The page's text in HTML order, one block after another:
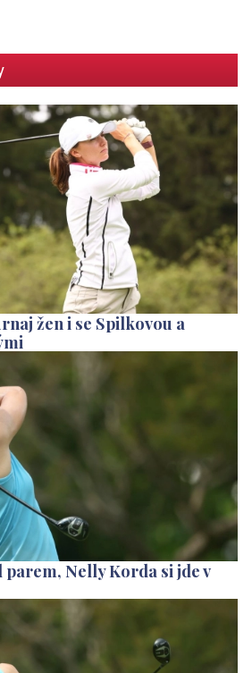
žen i se Spilkovou a
Nelly Korda si jde v